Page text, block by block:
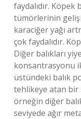
faydalıdır. Köpek
tümörlerinin
karaciğer yağı
çok faydalıdır.
Diğer balıkları
konsantrasyonu
üstündeki balık
tehlikeye atan bir
örneğin diğer
seviyede ağır